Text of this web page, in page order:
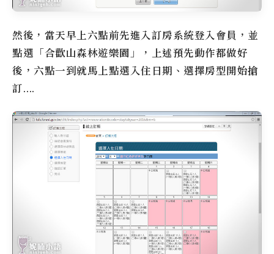
然後，當天早上六點前先進入訂房系統登入會員，並
點選「合歡山森林遊樂園」，上述預先動作都做好
後，六點一到就馬上點選入住日期、選擇房型開始搶
訂….